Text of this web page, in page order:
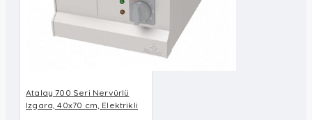
Atalay 700 Seri Nervürlü
Izgara, 40x70 cm, Elektrikli